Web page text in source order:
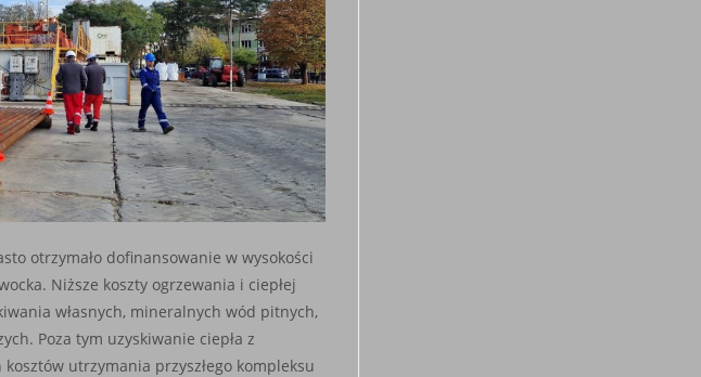
otrzymało dofinansowanie w wysokości
Niższe koszty ogrzewania i ciepłej
własnych, mineralnych wód pitnych,
Poza tym uzyskiwanie ciepła z
utrzymania przyszłego kompleksu